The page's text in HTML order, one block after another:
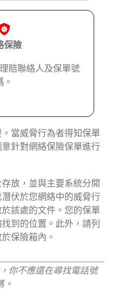
保險
賠聯絡人及保單號
。
當威脅行為者得知保單
針對網絡保險保單進行
放，並與主要系統分開
伏於您網絡中的威脅行
該處的文件。您的保單
到的位置。此外，請列
保險箱內。
你不應還在尋找電話號
。